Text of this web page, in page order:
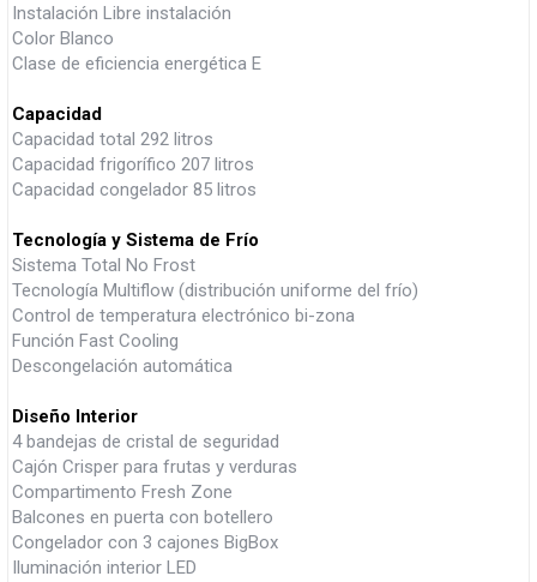
Instalación Libre instalación
Color Blanco
Clase de eficiencia energética E
Capacidad
Capacidad total 292 litros
Capacidad frigorífico 207 litros
Capacidad congelador 85 litros
Tecnología y Sistema de Frío
Sistema Total No Frost
Tecnología Multiflow (distribución uniforme del frío)
Control de temperatura electrónico bi-zona
Función Fast Cooling
Descongelación automática
Diseño Interior
4 bandejas de cristal de seguridad
Cajón Crisper para frutas y verduras
Compartimento Fresh Zone
Balcones en puerta con botellero
Congelador con 3 cajones BigBox
Iluminación interior LED